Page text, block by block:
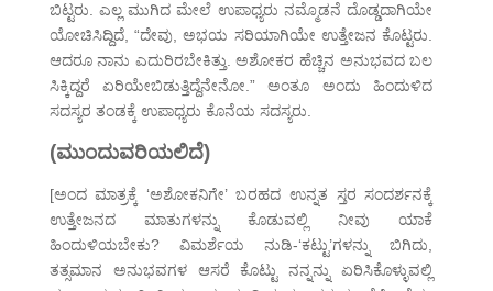
ಬಿಟ್ಟರು. ಎಲ್ಲ ಮುಗಿದ ಮೇಲೆ ಉಪಾಧ್ಯರು ನಮ್ಮೊಡನೆ ದೊಡ್ಡದಾಗಿಯೇ
ಯೋಚಿಸಿದ್ದಿದೆ, “ದೇವು, ಅಭಯ ಸರಿಯಾಗಿಯೇ ಉತ್ತೇಜನ ಕೊಟ್ಟರು.
ಆದರೂ ನಾನು ಎದುರಿರಬೇಕಿತ್ತು. ಅಶೋಕರ ಹೆಚ್ಚಿನ ಅನುಭವದ ಬಲ
ಸಿಕ್ಕಿದ್ದರೆ ಏರಿಯೇಬಿಡುತ್ತಿದ್ದೆನೇನೋ.” ಅಂತೂ ಅಂದು ಹಿಂದುಳಿದ
ಸದಸ್ಯರ ತಂಡಕ್ಕೆ ಉಪಾಧ್ಯರು ಕೊನೆಯ ಸದಸ್ಯರು.
(ಮುಂದುವರಿಯಲಿದೆ)
[ಅಂದ ಮಾತ್ರಕ್ಕೆ ‘ಅಶೋಕನಿಗೇ’ ಬರಹದ ಉನ್ನತ ಸ್ತರ ಸಂದರ್ಶನಕ್ಕೆ
ಉತ್ತೇಜನದ ಮಾತುಗಳನ್ನು ಕೊಡುವಲ್ಲಿ ನೀವು ಯಾಕೆ
ಹಿಂದುಳಿಯಬೇಕು? ವಿಮರ್ಶೆಯ ನುಡಿ-‘ಕಟ್ಟು’ಗಳನ್ನು ಬಿಗಿದು,
ತತ್ಸಮಾನ ಅನುಭವಗಳ ಆಸರೆ ಕೊಟ್ಟು ನನ್ನನ್ನು ಏರಿಸಿಕೊಳ್ಳುವಲ್ಲಿ